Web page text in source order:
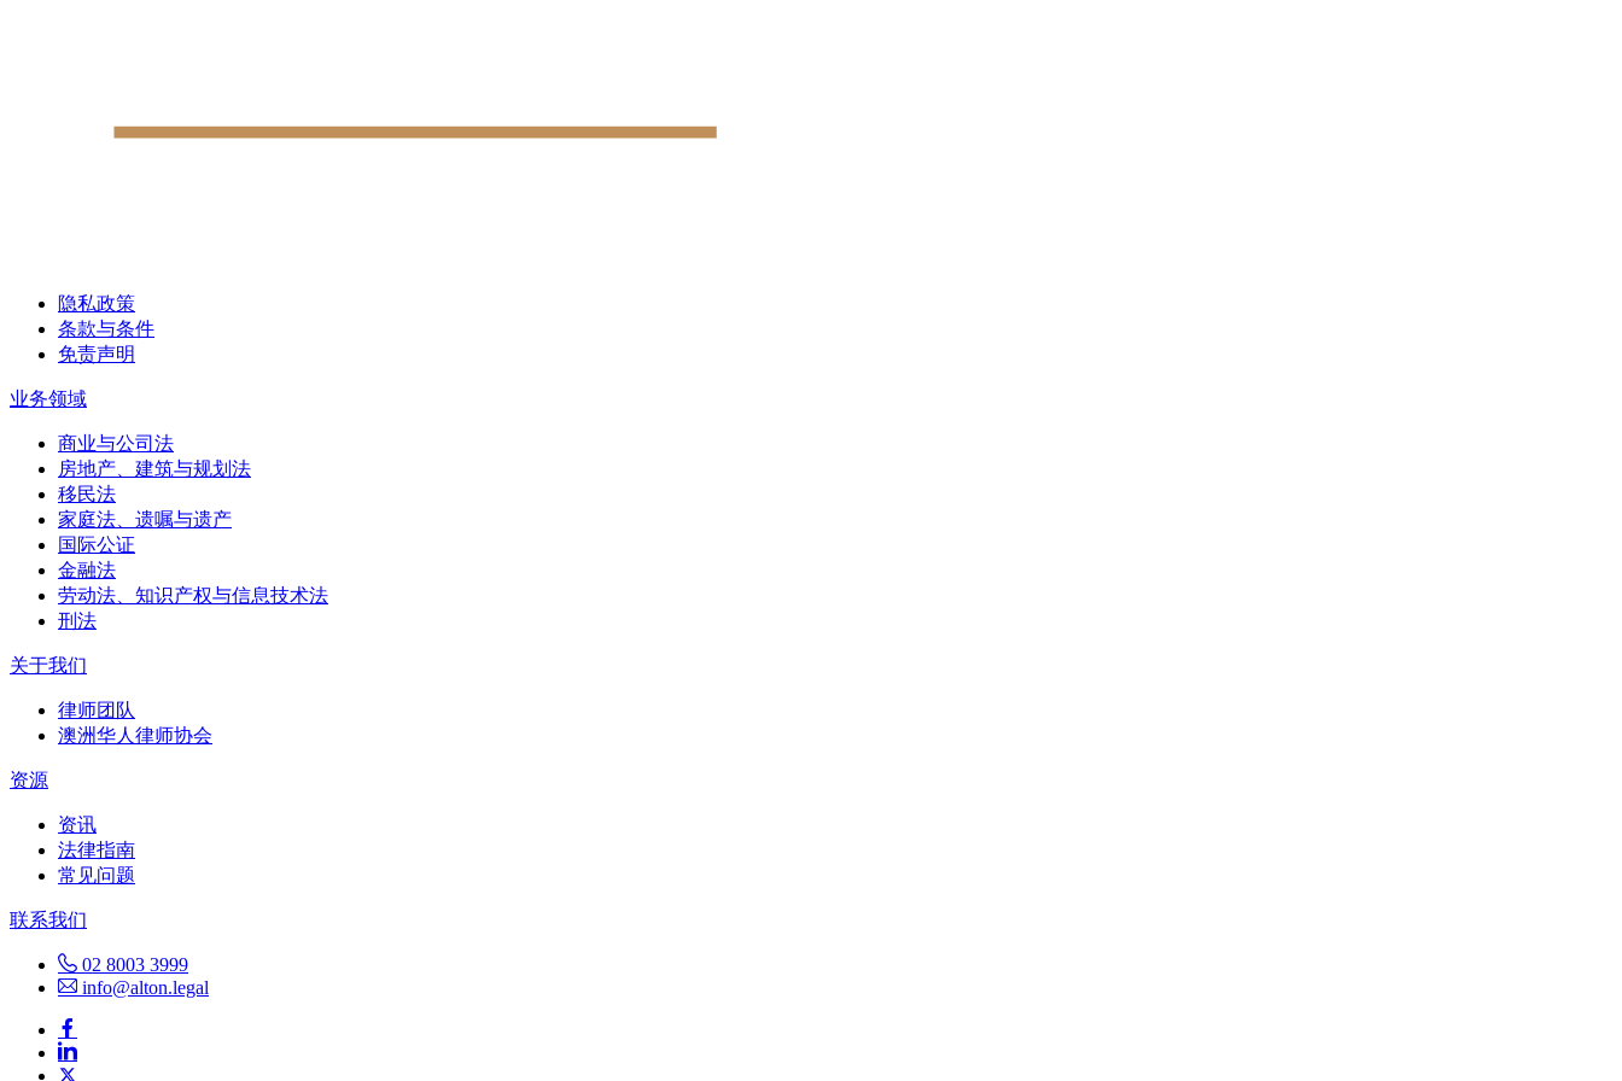
隐私政策
条款与条件
免责声明
业务领域
商业与公司法
房地产、建筑与规划法
移民法
家庭法、遗嘱与遗产
国际公证
金融法
劳动法、知识产权与信息技术法
刑法
关于我们
律师团队
澳洲华人律师协会
资源
资讯
法律指南
常见问题
联系我们
02 8003 3999
info@alton.legal